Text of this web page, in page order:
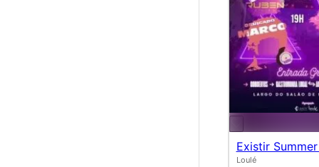
Existir
Loulé